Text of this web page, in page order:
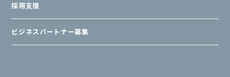
採用支援
ビジネスパートナー募集